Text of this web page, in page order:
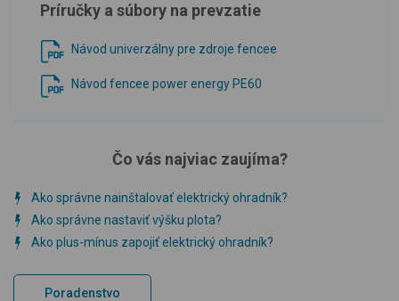
Príručky a súbory na prevzatie
Návod univerzálny pre zdroje fencee
Návod fencee power energy PE60
Čo vás najviac zaujíma?
Ako správne nainštalovať elektrický ohradník?
Ako správne nastaviť výšku plota?
Ako plus-mínus zapojiť elektrický ohradník?
Poradenstvo